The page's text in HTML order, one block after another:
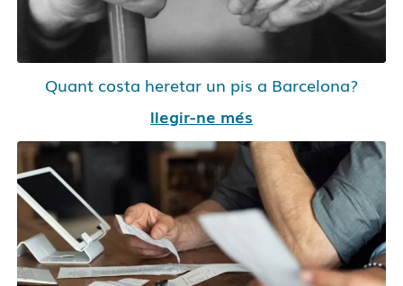
Quant costa heretar un pis a Barcelona?
llegir-ne més